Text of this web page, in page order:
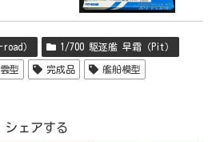
） 1/700 駆逐艦 早霜（Pit）
型 完成品 艦船模型
シェアする